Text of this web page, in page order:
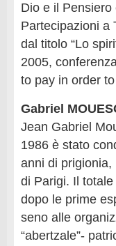
Dio e il
Partecipazioni a
dal titolo “Lo
2005,
to pay in order
Gabriel
Jean Gabriel
1986 è stato
anni di prigionia,
di Parigi. Il
dopo le prime
seno alle
“abertzale”-